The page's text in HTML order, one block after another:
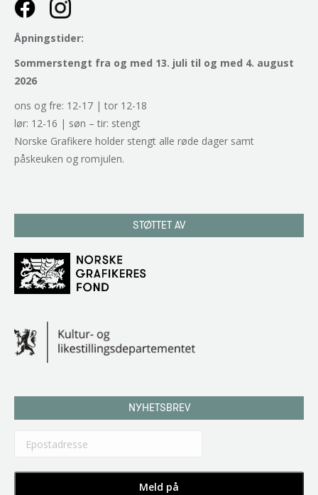
Åpningstider:
Sommerstengt fra og med 13. juli til og med 4. august
2026
ons og fre: 12-17 | tor 12-18
lør: 12-16 | søn – tir: stengt
Norske Grafikere holder stengt alle røde dager samt
påskeuken og romjulen.
STØTTET AV
NYHETSBREV